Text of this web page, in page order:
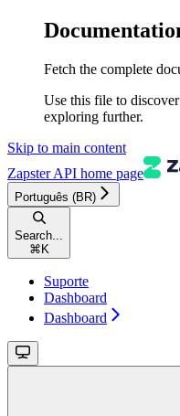
Fetch the complete
Use this file to
exploring further.
Skip to main content
Zapster API home page
Português (BR)
Search...
⌘ K
Suporte
Dashboard
Dashboard